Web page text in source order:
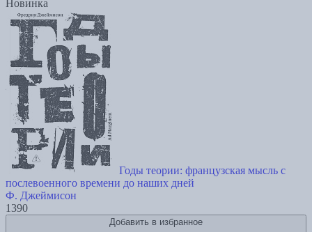
Новинка
Годы теории: французская мысль с
послевоенного времени до наших дней
Ф. Джеймисон
1390
Добавить в избранное